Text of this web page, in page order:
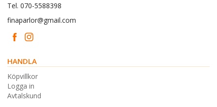
Tel. 070-5588398
finaparlor@gmail.com
HANDLA
Köpvillkor
Logga in
Avtalskund